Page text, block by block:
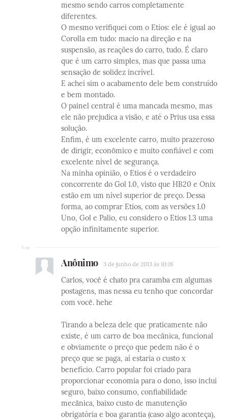
mesmo sendo carros completamente
diferentes.
O mesmo verifiquei com o Etios: ele é igual ao
Corolla em tudo: macio na direção e na
suspensão, as reações do carro, tudo. É claro
que é um carro simples, mas que passa uma
sensação de solidez incrível.
E achei sim o acabamento dele bem construído
e bem montado.
O painel central é uma mancada mesmo, mas
ele não prejudica a visão, e até o Prius usa essa
solução.
Enfim, é um excelente carro, muito prazeroso
de dirigir, econômico e muito confiável e com
excelente nível de segurança.
Na minha opinião, o Etios é o verdadeiro
concorrente do Gol 1.0, visto que HB20 e Onix
estão em um nível superior de preço. Dessa
forma, ao comprar Etios, com as versões 1.0
Uno, Gol e Palio, eu considero o Etios 1.3 uma
opção infinitamente superior.
Anônimo 3 de junho de 2013 às 10:18
Carlos, você é chato pra caramba em algumas
postagens, mas nessa eu tenho que concordar
com você. hehe
Tirando a beleza dele que praticamente não
existe, é um carro de boa mecânica, funcional
e obviamente o preço que pedem não é o
preço que se paga, aí estaria o custo x
benefício. Carro popular foi criado para
proporcionar economia para o dono, isso inclui
seguro, baixo consumo, confiabilidade
mecânica, baixo custo de manutenção
obrigatória e boa garantia (caso algo aconteça),